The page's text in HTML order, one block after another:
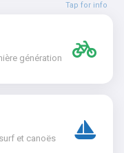
Tap for info
génération
et canoës